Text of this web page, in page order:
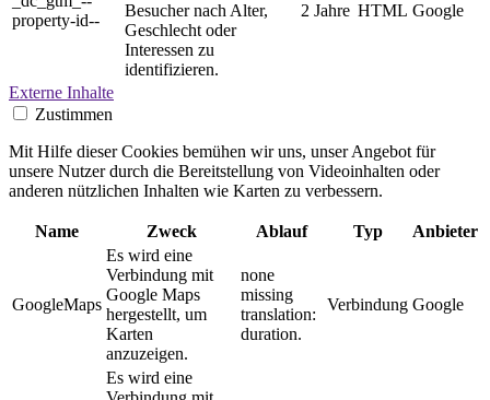
property-id--
Besucher nach Alter,
Geschlecht oder
Interessen zu
identifizieren.
2 Jahre HTML Google
Externe Inhalte
Zustimmen
Mit Hilfe dieser Cookies bemühen wir uns, unser Angebot für
unsere Nutzer durch die Bereitstellung von Videoinhalten oder
anderen nützlichen Inhalten wie Karten zu verbessern.
Name Zweck Ablauf Typ Anbieter
GoogleMaps
Es wird eine
Verbindung mit
Google Maps
hergestellt, um
Karten
anzuzeigen.
none
missing
translation:
duration.
Verbindung Google
Es wird eine